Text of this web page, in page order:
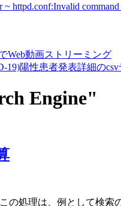
httpd.conf:Invalid
Web動画ストリーミング
19)陽性患者発表詳細の
Engine"
の処理は、例として検